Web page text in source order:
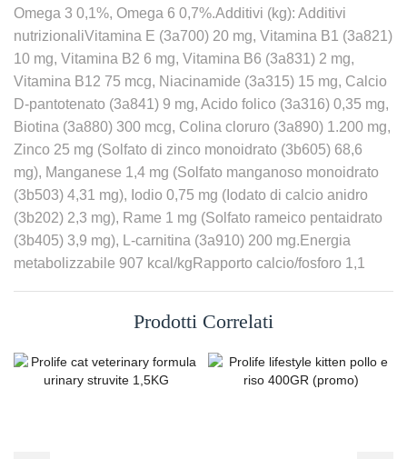
Omega 3 0,1%, Omega 6 0,7%.Additivi (kg): Additivi
nutrizionaliVitamina E (3a700) 20 mg, Vitamina B1 (3a821)
10 mg, Vitamina B2 6 mg, Vitamina B6 (3a831) 2 mg,
Vitamina B12 75 mcg, Niacinamide (3a315) 15 mg, Calcio
D-pantotenato (3a841) 9 mg, Acido folico (3a316) 0,35 mg,
Biotina (3a880) 300 mcg, Colina cloruro (3a890) 1.200 mg,
Zinco 25 mg (Solfato di zinco monoidrato (3b605) 68,6
mg), Manganese 1,4 mg (Solfato manganoso monoidrato
(3b503) 4,31 mg), Iodio 0,75 mg (Iodato di calcio anidro
(3b202) 2,3 mg), Rame 1 mg (Solfato rameico pentaidrato
(3b405) 3,9 mg), L-carnitina (3a910) 200 mg.Energia
metabolizzabile 907 kcal/kgRapporto calcio/fosforo 1,1
Prodotti Correlati